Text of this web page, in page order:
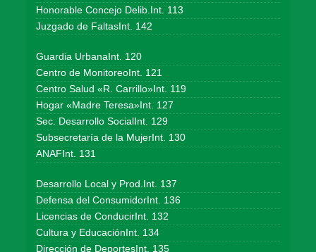
Honorable Concejo Delib.Int. 113
Juzgado de FaltasInt. 142
Guardia UrbanaInt. 120
Centro de MonitoreoInt. 121
Centro Salud «R. Carrillo»Int. 119
Hogar «Madre Teresa»Int. 127
Sec. Desarrollo SocialInt. 129
Subsecretaría de la MujerInt. 130
ANAFInt. 131
Desarrollo Local y Prod.Int. 137
Defensa del ConsumidorInt. 136
Licencias de ConducirInt. 132
Cultura y EducaciónInt. 134
Dirección de DeportesInt. 135